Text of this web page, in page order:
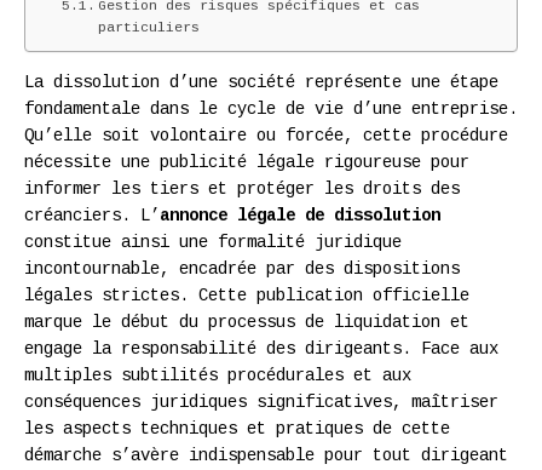
Gestion des risques spécifiques et cas
particuliers
La dissolution d’une société représente une étape
fondamentale dans le cycle de vie d’une entreprise.
Qu’elle soit volontaire ou forcée, cette procédure
nécessite une publicité légale rigoureuse pour
informer les tiers et protéger les droits des
créanciers. L’ annonce légale de dissolution
constitue ainsi une formalité juridique
incontournable, encadrée par des dispositions
légales strictes. Cette publication officielle
marque le début du processus de liquidation et
engage la responsabilité des dirigeants. Face aux
multiples subtilités procédurales et aux
conséquences juridiques significatives, maîtriser
les aspects techniques et pratiques de cette
démarche s’avère indispensable pour tout dirigeant